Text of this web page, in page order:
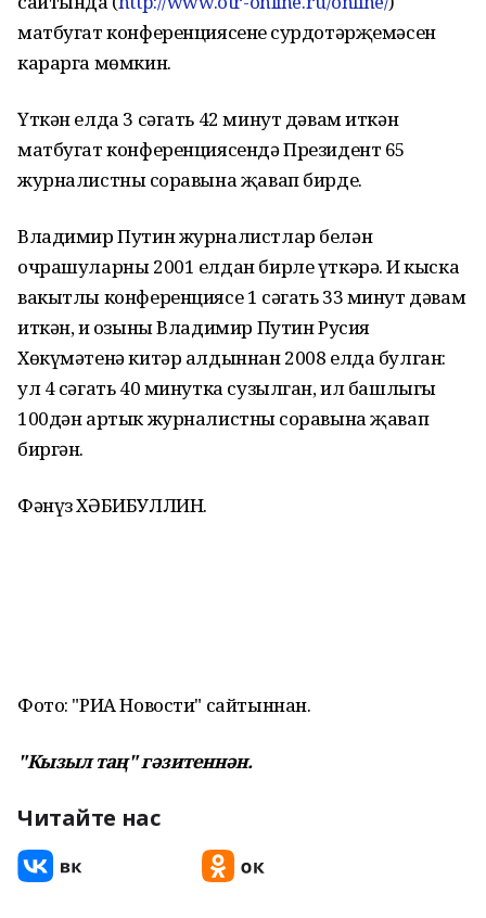
матбугат конференциясенең сурдотәрҗемәсен
карарга мөмкин.
Үткән елда 3 сәгать 42 минут дәвам иткән
матбугат конференциясендә Президент 65
журналистның соравына җавап бирде.
Владимир Путин журналистлар белән
очрашуларны 2001 елдан бирле үткәрә. Иң кыска
вакытлы конференциясе 1 сәгать 33 минут дәвам
иткән, иң озыны Владимир Путин Русия
Хөкүмәтенә китәр алдыннан 2008 елда булган:
ул 4 сәгать 40 минутка сузылган, ил башлыгы
100дән артык журналистның соравына җавап
биргән.
Фәнүз ХӘБИБУЛЛИН.
Фото: "РИА Новости" сайтыннан.
"Кызыл таң" гәзитеннән.
Читайте нас